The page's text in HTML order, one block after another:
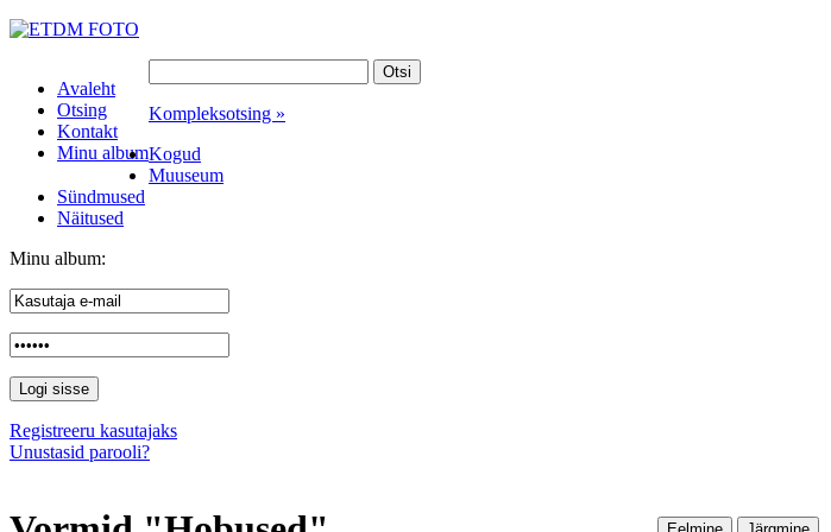
Avaleht
Otsing
Kontakt
Minu album
Kompleksotsing »
Kogud
Muuseum
Sündmused
Näitused
Minu album:
Registreeru kasutajaks
Unustasid parooli?